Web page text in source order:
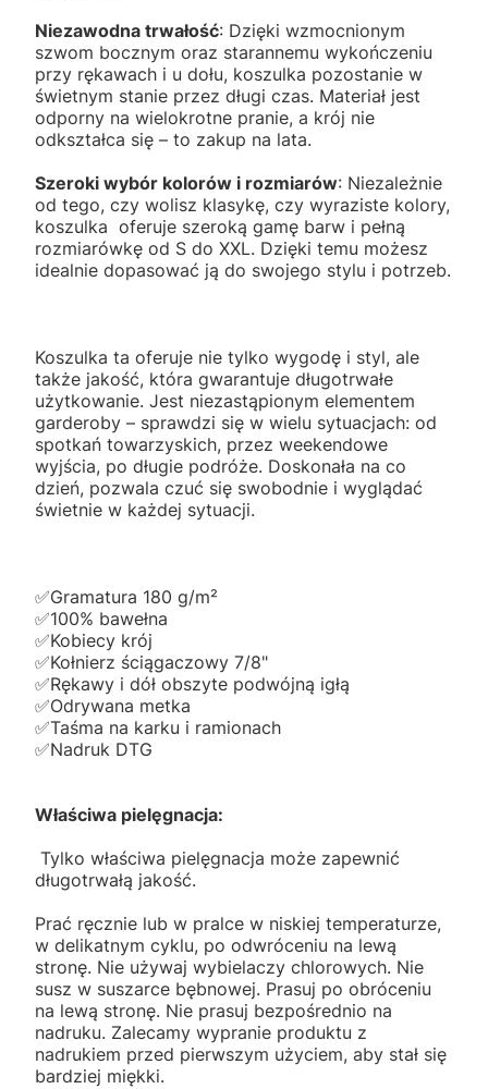
Niezawodna trwałość: Dzięki wzmocnionym
szwom bocznym oraz starannemu wykończeniu
przy rękawach i u dołu, koszulka pozostanie w
świetnym stanie przez długi czas. Materiał jest
odporny na wielokrotne pranie, a krój nie
odkształca się – to zakup na lata.
Szeroki wybór kolorów i rozmiarów: Niezależnie
od tego, czy wolisz klasykę, czy wyraziste kolory,
koszulka oferuje szeroką gamę barw i pełną
rozmiarówkę od S do XXL. Dzięki temu możesz
idealnie dopasować ją do swojego stylu i potrzeb.
Koszulka ta oferuje nie tylko wygodę i styl, ale
także jakość, która gwarantuje długotrwałe
użytkowanie. Jest niezastąpionym elementem
garderoby – sprawdzi się w wielu sytuacjach: od
spotkań towarzyskich, przez weekendowe
wyjścia, po długie podróże. Doskonała na co
dzień, pozwala czuć się swobodnie i wyglądać
świetnie w każdej sytuacji.
✅️Gramatura 180 g/m²
✅️100% bawełna
✅️Kobiecy krój
✅️Kołnierz ściągaczowy 7/8"
✅️Rękawy i dół obszyte podwójną igłą
✅️Odrywana metka
✅️Taśma na karku i ramionach
✅️Nadruk DTG
Właściwa pielęgnacja:
Tylko właściwa pielęgnacja może zapewnić
długotrwałą jakość.
Prać ręcznie lub w pralce w niskiej temperaturze,
w delikatnym cyklu, po odwróceniu na lewą
stronę. Nie używaj wybielaczy chlorowych. Nie
susz w suszarce bębnowej. Prasuj po obróceniu
na lewą stronę. Nie prasuj bezpośrednio na
nadruku. Zalecamy wypranie produktu z
nadrukiem przed pierwszym użyciem, aby stał się
bardziej miękki.